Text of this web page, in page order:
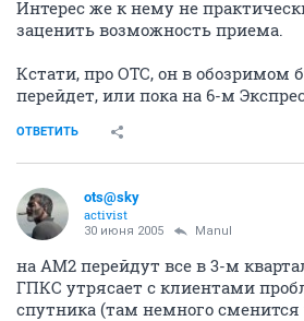
Интерес же к нему не
заценить возможность приема.
Кстати, про ОТС, он в
перейдет, или пока на 6-м
ОТВЕТИТЬ
ots@sky
activist
30 июня 2005 Manul
на АМ2 перейдут все в 3-м
ГПКС утрясает с клиентами
спутника (там немного